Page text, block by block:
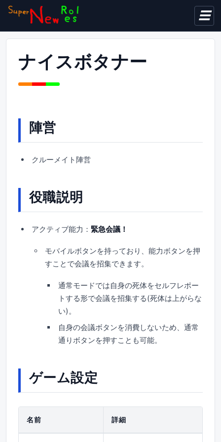
表示言
ナイスボタナー
陣営
クルーメイト陣営
役職説明
アクティブ能力： 緊急会議！
モバイルボタンを持っており、能力ボタンを押
すことで会議を招集できます。
通常モードでは自身の死体をセルフレポー
トする形で会議を招集する(死体は上がらな
い)。
自身の会議ボタンを消費しないため、通常
通りボタンを押すことも可能。
ゲーム設定
名前 詳細